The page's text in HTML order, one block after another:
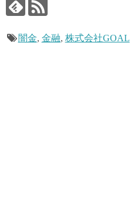
闇金, 金融, 株式会社GOAL